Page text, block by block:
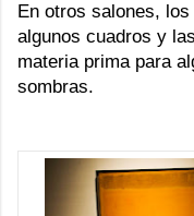
En otros salones,
algunos cuadros y
materia prima para
sombras .